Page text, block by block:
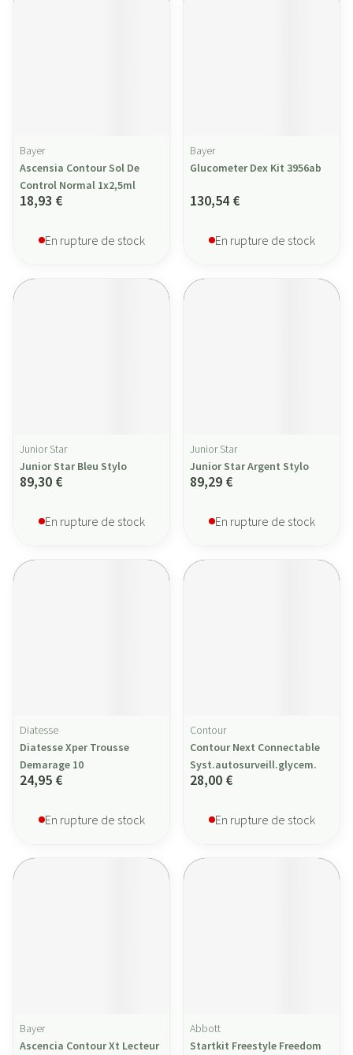
Bayer
Ascensia Contour Sol De
Control Normal 1x2,5ml
18,93 €
En rupture de stock
Bayer
Glucometer Dex Kit 3956ab
130,54 €
En rupture de stock
Junior Star
Junior Star Bleu Stylo
89,30 €
En rupture de stock
Junior Star
Junior Star Argent Stylo
89,29 €
En rupture de stock
Diatesse
Diatesse Xper Trousse
Demarage 10
24,95 €
En rupture de stock
Contour
Contour Next Connectable
Syst.autosurveill.glycem.
28,00 €
En rupture de stock
Bayer
Ascencia Contour Xt Lecteur
Abbott
Startkit Freestyle Freedom